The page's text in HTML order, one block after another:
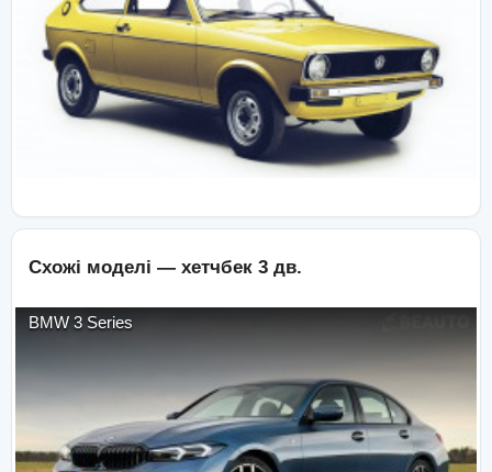
Схожі моделі — хетчбек 3 дв.
BMW 3 Series